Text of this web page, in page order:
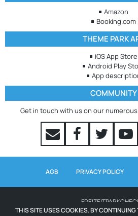
Amazon
Booking.com
THEME PARK
iOS App Store
Android Play
App
COMMUNITY
Get in touch with us on our
AGB PRIVACY POLICY
THIS SITE USES COOKIES. BY